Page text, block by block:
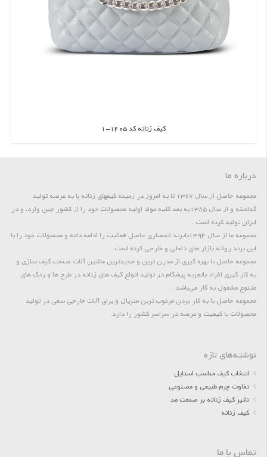
کیف زنانه کد 1405-1
اطلاعات بیشتر
درباره ما
مجموعه حاصل از سال 1367 تا به امروز در زمینه کیفهای زنانه پا به عرصه تولید
گذاشته و از سال 1385به بعد کلیه مواد اولیه محصولات خود را از کشور چین وارد، و در
ایران تولید کرده است .
مجموعه ما از سال 1394بابرند انحصاری حاصل فعالیت را ادامه داده و محصولات خود را با
این برند روانه بازار های داخلی و خارجی کرده است .
مجموعه حاصل با بهره گیری از مدرن ترین و جدیدترین ماشین آلات صنعت کیف سازی و
به کار گیری افراد باتجربه پیشگام در تولید انواع کیف های زنانه در طرح ها و رنگ های
متنوع مشغول به کار می‌باشد .
مجموعه حاصل با به کار بردن مرغوب ترین متریال و یراق آلات خارجی سعی در تولید
محصولات با کیفیت و عرضه در سراسر کشور را دارد.
نوشته‌های تازه
انتخاب کیف مناسب استایل
تفاوت چرم طبیعی و مصنوعی
تاثیر کیف زنانه بر صنعت مد
کیف زنانه
تماس با ما